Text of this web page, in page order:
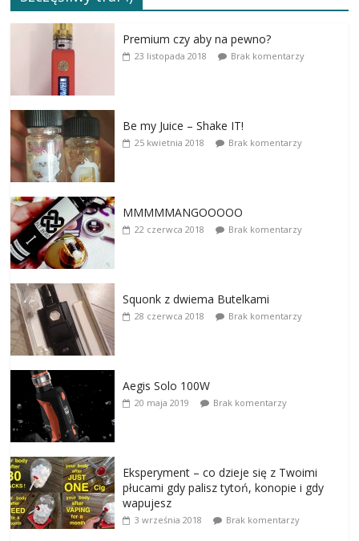
Premium czy aby na pewno?
23 listopada 2018 Brak komentarzy
Be my Juice – Shake IT!
25 kwietnia 2018 Brak komentarzy
MMMMMANGOOOOO
22 czerwca 2018 Brak komentarzy
Squonk z dwiema Butelkami
28 czerwca 2018 Brak komentarzy
Aegis Solo 100W
20 maja 2019 Brak komentarzy
Eksperyment – co dzieje się z Twoimi
płucami gdy palisz tytoń, konopie i gdy
wapujesz
3 września 2018 Brak komentarzy